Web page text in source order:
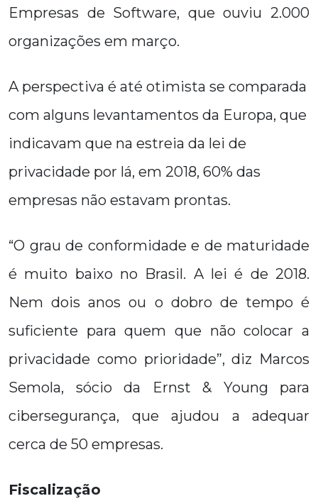
Empresas de Software, que ouviu 2.000
organizações em março.
A perspectiva é até otimista se comparada
com alguns levantamentos da Europa, que
indicavam que na estreia da lei de
privacidade por lá, em 2018, 60% das
empresas não estavam prontas.
“O grau de conformidade e de maturidade
é muito baixo no Brasil. A lei é de 2018.
Nem dois anos ou o dobro de tempo é
suficiente para quem que não colocar a
privacidade como prioridade”, diz Marcos
Semola, sócio da Ernst & Young para
cibersegurança, que ajudou a adequar
cerca de 50 empresas.
Fiscalização